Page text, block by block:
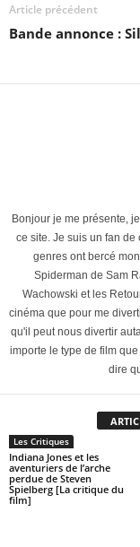
Article précédent
Bande annonce :
Bonjour je me présente,
ce site. Je suis un fan
genres ont bercé
Spiderman de Sam
Wachowski et les
cinéma que pour me
qu'il peut nous divertir
importe le type de film
dire
Les Critiques
Indiana Jones et les
aventuriers de l’arche
perdue de Steven
Spielberg [La critique du
film]